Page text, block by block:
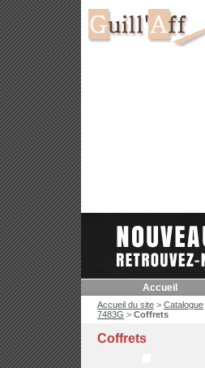
Accueil
Accueil du site > Catalogue
7483G > Coffrets
Coffrets